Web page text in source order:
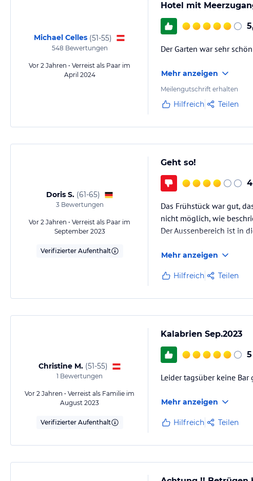
Michael Celles (51-55)
548 Bewertungen
Vor 2 Jahren • Verreist als Paar im
April 2024
Hotel mit
Der Garten war sehr
Mehr anzeigen
Meilengutschrift erhalten
Hilfreich Teilen
Doris S. (61-65)
3Bewertungen
Vor 2 Jahren • Verreist als Paar im
September 2023
Verifizierter Aufenthalt
Geht so!
4
Das Frühstück war gut,
nicht möglich, wie
Der Aussenbereich ist in
Mehr anzeigen
Hilfreich Teilen
Christine M. (51-55)
1 Bewertungen
Vor 2 Jahren • Verreist als Familie im
August 2023
Verifizierter Aufenthalt
Kalabrien Sep.2023
5
Leider tagsüber keine
Mehr anzeigen
Hilfreich Teilen